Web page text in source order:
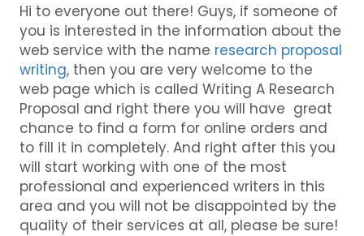
Hi to everyone out there! Guys, if someone of
you is interested in the information about the
web service with the name research proposal
writing, then you are very welcome to the
web page which is called Writing A Research
Proposal and right there you will have great
chance to find a form for online orders and
to fill it in completely. And right after this you
will start working with one of the most
professional and experienced writers in this
area and you will not be disappointed by the
quality of their services at all, please be sure!